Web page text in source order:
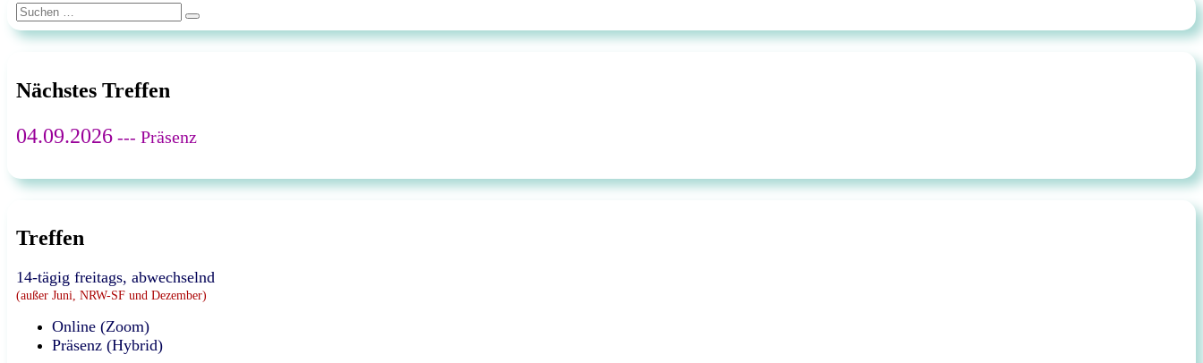
Suchen
nach:
Suchen
Nächstes Treffen
04.09.2026 --- Präsenz
Treffen
14-tägig freitags, abwechselnd
(außer Juni, NRW-SF und Dezember)
Online (Zoom)
Präsenz (Hybrid)